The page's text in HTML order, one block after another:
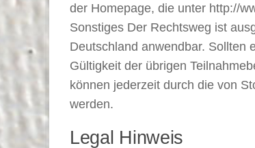
der Homepage, die unter http://
Sonstiges Der Rechtsweg ist
Deutschland anwendbar. Sollten
Gültigkeit der übrigen
können jederzeit durch die von
werden.
Legal Hinweis